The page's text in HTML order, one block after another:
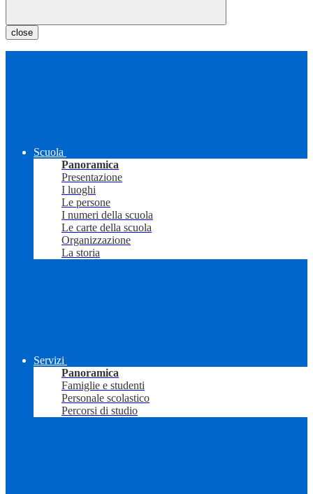
close
Scuola
Panoramica
Presentazione
I luoghi
Le persone
I numeri della scuola
Le carte della scuola
Organizzazione
La storia
Servizi
Panoramica
Famiglie e studenti
Personale scolastico
Percorsi di studio